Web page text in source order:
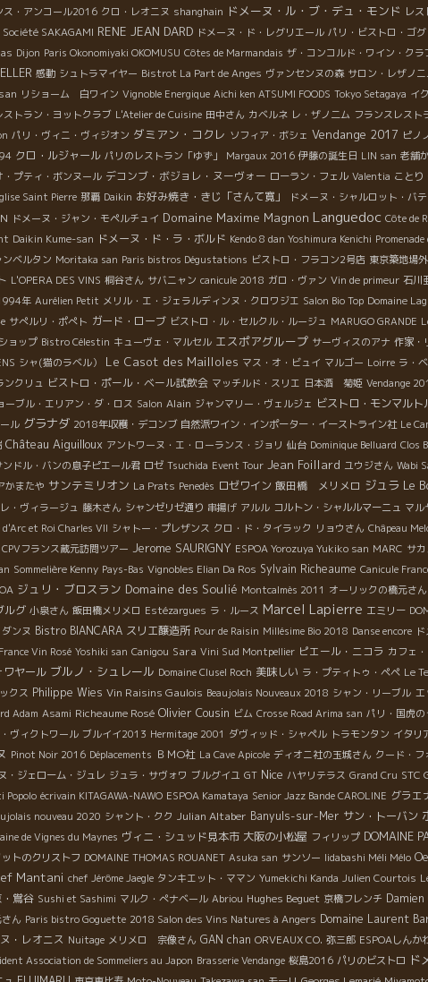
ス・アンコール2016 クロ・レオニヌ shanghain ドメーヌ・ル・ブ・デュ・モンド レ
Société SAKAGAMI RENE JEAN DARD ドメーヌ・ド・レグリエール パリ・ビストロ・ゴグ
Dijon Paris Okonomiyaki OKOMUSU Côtes de Marmandais ザ・コンコルド・ワイン・クラ
感動 シュトラマイヤー Bistrot La Part de Anges ヴァンセンヌの森 サロン・レザノニ
リショーム 白ワイン Vignoble Energique Aichi ken ATSUMI FOODS Tokyo Setagaya イ
ストラン・ヨットクラブ L'Atelier de Cuisine 田中さん カベルネ レ・ザノ二ム フランスレス
パリ・ヴィニ・ヴィジオン ダミアン・コクレ ソフィア・ボシェ Vendange 2017 ピノ
クロ・ルジャール パリのレストラン「ゆず」 Margaux 2016 伊藤の誕生日 LIN san 老舗
・プティ・ボンヌール デコンブ・ボジョレ・ヌーヴォー ローラン・フェル Valentia ことり
Saint Pierre 那覇 Daikin お好み焼き・きじ「さんて寛」 ドメーヌ・シャルロット・バテ
ドメーヌ・ジャン・モペルチュイ Domaine Maxime Magnon Languedoc Côte de
Daikin Kume-san ドメーヌ・ド・ラ・ボルド Kendo 8 dan Yoshimura Kenichi
ベルタン Moritaka san Paris bistros Dégustations ビストロ・フラコン2号店 東京築地場外
L'OPERA DES VINS 桐谷さん サバニャン canicule 2018 ガロ・ヴァン Vin de primeur 石川
年 Aurélien Petit メリル・エ・ジェラルディンヌ・クロワジエ Salon Bio Top Domaine
サぺルリ・ポぺト ガード・ローブ ビストロ・ル・セルクル・ルージュ MARUGO GRANDE
ョップ Bistro Célestin キューヴェ・マルセル エスポアグループ サーヴィスのアナ 作家・
シャ(猫のラベル） Le Casot des Mailloles マス・オ・ビュイ マルゴー Loirre ラ・
ンクリュ ビストロ・ポール・ベール試飲会 マッチルド・スリエ 日本酒 菊姫 Vendange
ーブル・エリアン・ダ・ロス Salon Alain ジャンマリー・ヴェルジェ ビストロ・モンマルト
ル グラナダ 2018年収穫・デコンブ 自然派ワイン・インポーター・イーストライン社 Le
Château Aiguilloux アントワーヌ・エ・ローランス・ジョリ 仙台 Dominique Belluard Clos
ンドル・バンの息子ピエール君 ロゼ Tsuchida Event Tour Jean Foillard ユウジさん Wabi
かまたや サンテミリオン La Prats Penedès ロゼワイン 飯田橋 メリメロ ジュラ Le
・ヴィラージュ 藤木さん シャンゼリゼ通り 串揚げ アルル コルトン・シャルルマーニュ マル
d'Arc et Roi Charles VII シャトー・プレザンス クロ・ド・タイラック リョウさん Châpeau
CPVフランス蔵元訪問ツアー Jerome SAURIGNY ESPOA Yorozuya Yukiko san MARC サ
Sommelière Kenny Pays-Bas Vignobles Elian Da Ros Sylvain Richeaume Canicule
ジュリ・ブロスラン Domaine des Soulié Montcalmès 2011 オーリックの橋元さん
ルグ 小泉さん 飯田橋メリメロ Estézargues ラ・ルース Marcel Lapierre エミリー
ンヌ Bistro BIANCARA スリエ醸造所 Pour de Raisin Millésime Bio 2018 Danse encore
France Vin Rosé Yoshiki san Canigou Sara Vini Sud Montpellier ピエール・ニコラ カフェ
ワヤール ブルノ・シュレール Domaine Clusel Roch 美味しい ラ・プティトゥ・ペペ Le
クス Philippe Wies Vin Raisins Gaulois Beaujolais Nouveaux 2018 シャン・リーブル
Adam Asami Richeaume Rosé Olivier Cousin ビム Crosse Road Arima san パリ・国虎の
ヴィクトワール ブルイイ2013 Hermitage 2001 ダヴィッド・シャペル トラモンタン イタリ
Pinot Noir 2016 Déplacements ＢＭО社 La Cave Apicole ディオニ社の玉城さん クード・フ
・ジェローム・ジュレ ジュラ・サヴォワ ブルグイユ GT Nice ハヤリテラス Grand Cru STC
Popolo écrivain KITAGAWA-NAWO ESPOA Kamataya Senior Jazz Bande CAROLINE グラエ
nouveau 2020 シャント・クク Julian Altaber Banyuls-sur-Mer サン・トーバン
de Vignes du Maynes ヴィニ・シュッド見本市 大阪の小松屋 フィリップ DOMAINE
トのクリストフ DOMAINE THOMAS ROUANET Asuka san サンソー Iidabashi Méli Mélo
Mantani chef Jérôme Jaegle タンキエット・ママン Yumekichi Kanda Julien Courtois
鴬谷 Sushi et Sashimi マルク・ぺナベール Abriou Hughes Beguet 京橋フレンチ Damien
ん Paris bistro Goguette 2018 Salon des Vins Natures à Angers Domaine Laurent
・レオニス Nuitage メリメロ 宗像さん GAN chan ORVEAUX CO. 弥三郎 ESPOAしんか
Association de Sommeliers au Japon Brasserie Vendange 桜島2016 パリのビストロ ド